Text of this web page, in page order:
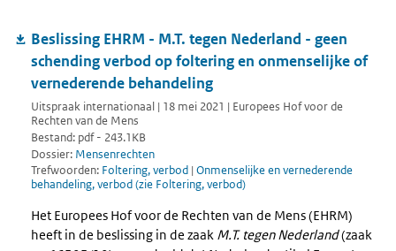
Beslissing EHRM - M.T. tegen Nederland - geen
schending verbod op foltering en onmenselijke of
vernederende behandeling
Uitspraak internationaal | 18 mei 2021 | Europees Hof voor de
Rechten van de Mens
Bestand: pdf - 243.1KB
Dossier: Mensenrechten
Trefwoorden: Foltering, verbod | Onmenselijke en vernederende
behandeling, verbod (zie Foltering, verbod)
Het Europees Hof voor de Rechten van de Mens (EHRM)
heeft in de beslissing in de zaak M.T. tegen Nederland(zaak